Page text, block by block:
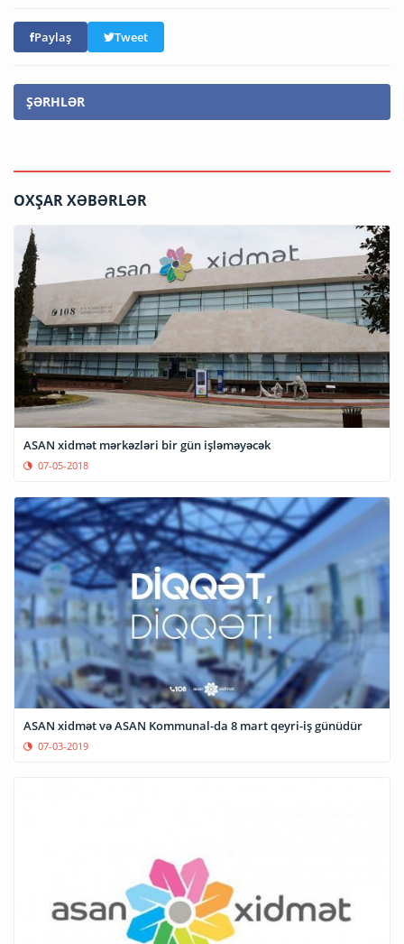
Paylaş Tweet
ŞƏRHLƏR
OXŞAR XƏBƏRLƏR
ASAN xidmət mərkəzləri bir gün işləməyəcək
07-05-2018
ASAN xidmət və ASAN Kommunal-da 8 mart qeyri-iş günüdür
07-03-2019